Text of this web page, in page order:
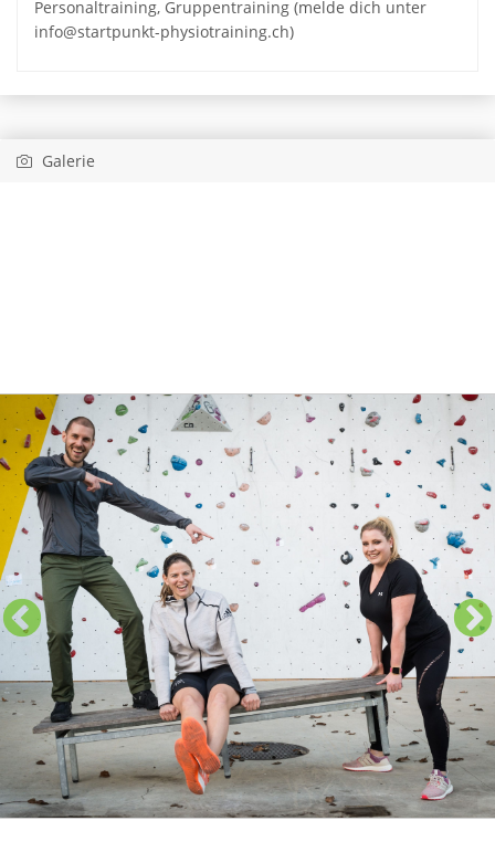
Personaltraining, Gruppentraining (melde dich unter
info@startpunkt-physiotraining.ch)
Galerie